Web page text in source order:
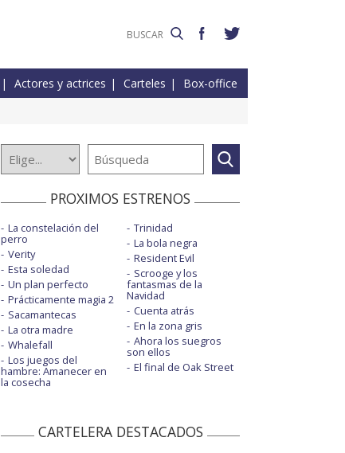
Actores y actrices Carteles Box-office
PROXIMOS ESTRENOS
La constelación del
perro
Verity
Esta soledad
Un plan perfecto
Prácticamente magia 2
Sacamantecas
La otra madre
Whalefall
Los juegos del
hambre: Amanecer en
la cosecha
Trinidad
La bola negra
Resident Evil
Scrooge y los
fantasmas de la
Navidad
Cuenta atrás
En la zona gris
Ahora los suegros
son ellos
El final de Oak Street
CARTELERA DESTACADOS